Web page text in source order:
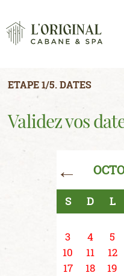
ETAPE 1/5. DATES
Validez vos
←
S D L
3
4 5
10
11 12
17
18 19